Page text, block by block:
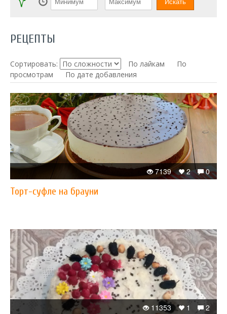
РЕЦЕПТЫ
Сортировать: По лайкам
По
просмотрам
По дате добавления
0
2
7139
Торт-суфле на брауни
2
1
11353